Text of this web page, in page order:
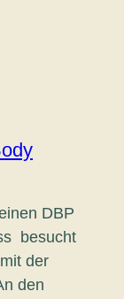
DBP
besucht
der
den